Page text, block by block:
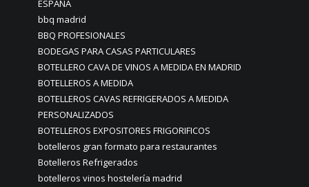
ESPAÑA
bbq madrid
BBQ PROFESIONALES
BODEGAS PARA CASAS PARTICULARES
BOTELLERO CAVA DE VINOS A MEDIDA EN MADRID
BOTELLEROS A MEDIDA
BOTELLEROS CAVAS REFRIGERADOS A MEDIDA
PERSONALIZADOS
BOTELLEROS EXPOSITORES FRIGORIFICOS
botelleros gran formato para restaurantes
Botelleros Refrigerados
botelleros vinos hostelería madrid